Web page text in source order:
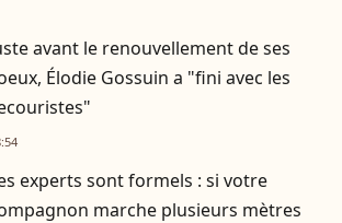
avant le renouvellement de ses
Élodie Gossuin a "fini avec les
experts sont formels : si votre
marche plusieurs mètres